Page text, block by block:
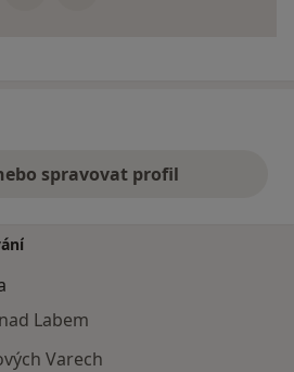
spravovat profil
Labem
Varech